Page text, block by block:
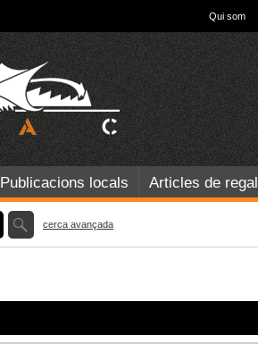
Qui som
Publicacions locals Articles de regal
cerca avançada